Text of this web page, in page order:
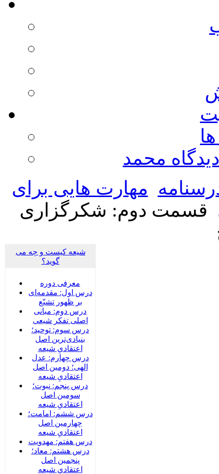
محمد
مهارت هایی برای
قسمت دوم: شکرگزاری
شیعه کیست و چه می
گوید؟
معرفی دوره
درس اول: مقدمه‌ای
بر ظهور تشیّع
درس دوم: مبانی
اصلی تفکر شیعی
درس سوم: توحید؛
بنیادی‌‌ترین اصل
اعتقادیِ شیعه
درس چهارم: عدل
الهی؛ دومین اصل
اعتقادیِ شیعه
درس پنجم: نبوت؛
سومین اصل
اعتقادیِ شیعه
درس ششم: امامت؛
چهارمین اصل
اعتقادیِ شیعه
درس هفتم: مهدویت
درس هشتم: معاد؛
پنجمین اصل
اعتقادیِ شیعه